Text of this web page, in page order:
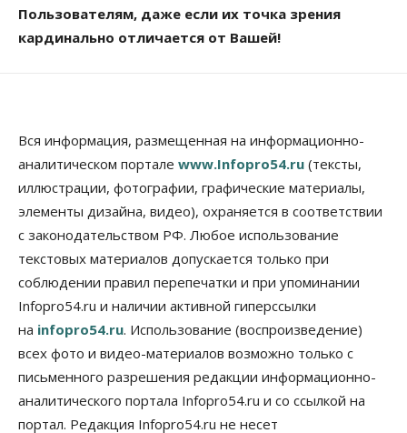
Пользователям, даже если их точка зрения
кардинально отличается от Вашей!
Вся информация, размещенная на информационно-
аналитическом портале www.Infopro54.ru (тексты,
иллюстрации, фотографии, графические материалы,
элементы дизайна, видео), охраняется в соответствии
с законодательством РФ. Любое использование
текстовых материалов допускается только при
соблюдении правил перепечатки и при упоминании
Infopro54.ru и наличии активной гиперссылки
на infopro54.ru. Использование (воспроизведение)
всех фото и видео-материалов возможно только с
письменного разрешения редакции информационно-
аналитического портала Infopro54.ru и со ссылкой на
портал. Редакция Infopro54.ru не несет